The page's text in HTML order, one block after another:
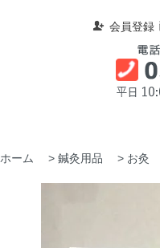
会員登録
ホーム > 鍼灸用品 > お灸